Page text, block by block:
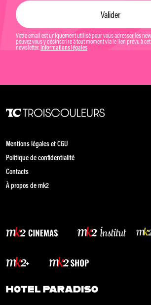
Votre email est uniquement utilisé pour vous adresser les
pouvez vous y désinscrire à tout moment via le lien prévu à
newsletter. Informations légales
Mentions légales et CGU
Politique de confidentialité
Contacts
À propos de mk2